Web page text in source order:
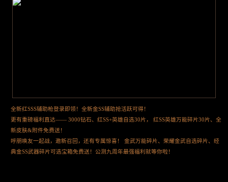
全新红SSS辅助枪登录即领！全新金SS辅助抢活跃可得！
更有重磅福利直达—— 3000钻石、红SS+英雄自选30片， 红SS英雄万能碎片30片、全
新皮肤&附件免费送！
呼朋唤友一起战，邀新召回，还有专属惊喜！ 金武万能碎片、荣耀金武自选碎片、经
典金SS武器碎片可选宝箱免费送！公测九周年最强福利就等你啦！